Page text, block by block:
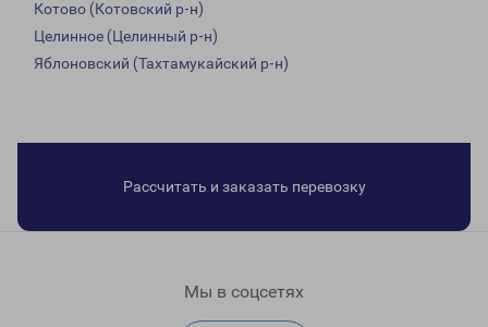
Котово (Котовский р-н)
Целинное (Целинный р-н)
Яблоновский (Тахтамукайский р-н)
Рассчитать и заказать перевозку
Мы в соцсетях